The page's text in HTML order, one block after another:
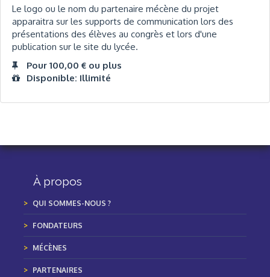
Le logo ou le nom du partenaire mécène du projet
apparaitra sur les supports de communication lors des
présentations des élèves au congrès et lors d'une
publication sur le site du lycée.
Pour 100,00 € ou plus
Disponible: Illimité
À propos
QUI SOMMES-NOUS ?
FONDATEURS
MÉCÈNES
PARTENAIRES